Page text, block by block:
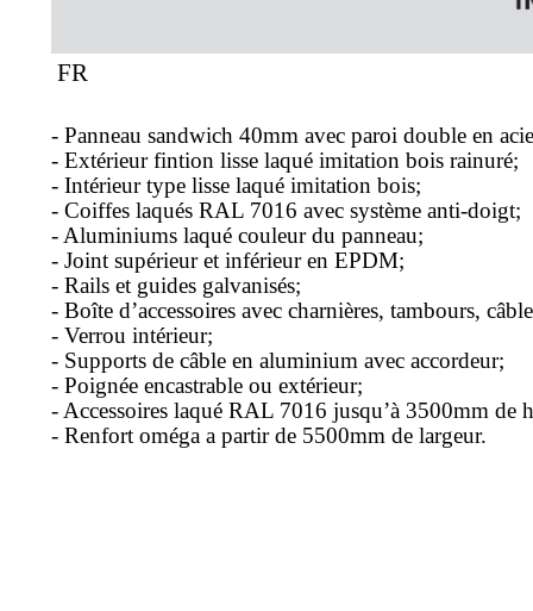
FR
- Panneau sandwich 40mm avec paroi double en
- Extérieur fintion lisse laqué imitation bois rainuré;
- Intérieur type lisse laqué imitation bois;
- Coiffes laqués RAL 7016 avec système anti-doigt;
- Aluminiums laqué couleur du panneau;
- Joint supérieur et inférieur en EPDM;
- Rails et guides galvanisés;
- Boîte d’accessoires avec charnières, tambours,
- Verrou intérieur;
- Supports de câble en aluminium avec accordeur;
- Poignée encastrable ou extérieur;
- Accessoires laqué RAL 7016 jusqu’à 3500mm de
- Renfort oméga a partir de 5500mm de largeur.